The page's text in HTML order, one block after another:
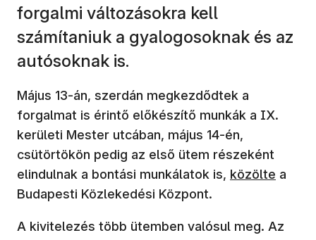
forgalmi változásokra kell
számítaniuk a gyalogosoknak és az
autósoknak is.
Május 13-án, szerdán megkezdődtek a
forgalmat is érintő előkészítő munkák a IX.
kerületi Mester utcában, május 14-én,
csütörtökön pedig az első ütem részeként
elindulnak a bontási munkálatok is, (új ablakban
közölte a
Budapesti Közlekedési Központ.
A kivitelezés több ütemben valósul meg. Az